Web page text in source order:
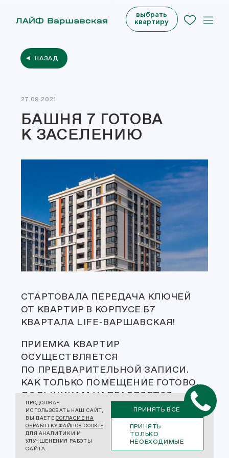
НАЗАД
27.09.2021
БАШНЯ 7 ГОТОВА
К ЗАСЕЛЕНИЮ
СТАРТОВАЛА ПЕРЕДАЧА КЛЮЧЕЙ
ОТ КВАРТИР В КОРПУСЕ Б7
КВАРТАЛА LIFE-ВАРШАВСКАЯ!
ПРИЕМКА КВАРТИР
ОСУЩЕСТВЛЯЕТСЯ
ПО ПРЕДВАРИТЕЛЬНОЙ ЗАПИСИ.
КАК ТОЛЬКО ПОМЕЩЕНИЕ ГОТОВО,
ДОЛЬЩИКАМ НАПРАВЛЯЕТСЯ
НА ТЕЛЕФОН СМС-ОПОВЕЩЕНИЕ
СО ССЫЛКОЙ НА ОНЛАЙН-ЗАПИСЬ.
ДЛЯ ПРОСМОТРА КВАРТИРЫ
МОЖНО БУДЕТ ВЫБРАТЬ ЛЮБУЮ
выбрать
квартиру
ПРОДОЛЖАЯ
ИСПОЛЬЗОВАТЬ НАШ САЙТ,
ВЫ ДАЕТЕ СОГЛАСИЕ НА
ОБРАБОТКУ ФАЙЛОВ COOKIE
ДЛЯ АНАЛИТИКИ И
УЛУЧШЕНЕНИЯ РАБОТЫ
САЙТА.
ПРИНЯТЬ ВСЕ
ПРИНЯТЬ
ТОЛЬКО
НЕОБХОДИМЫЕ